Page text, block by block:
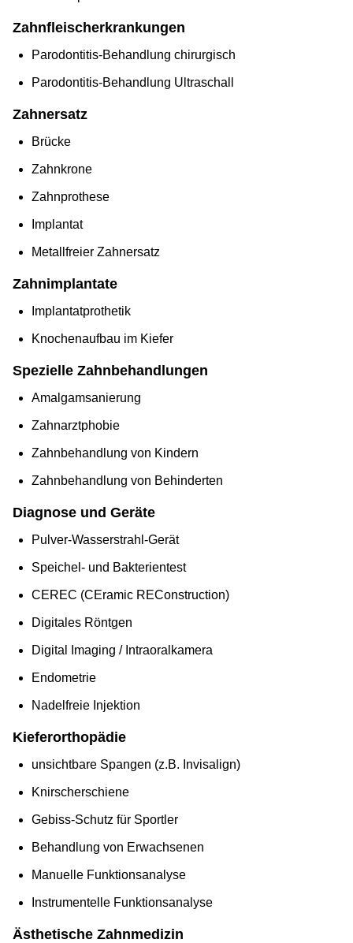
Zahnfleischerkrankungen
Parodontitis-Behandlung chirurgisch
Parodontitis-Behandlung Ultraschall
Zahnersatz
Brücke
Zahnkrone
Zahnprothese
Implantat
Metallfreier Zahnersatz
Zahnimplantate
Implantatprothetik
Knochenaufbau im Kiefer
Spezielle Zahnbehandlungen
Amalgamsanierung
Zahnarztphobie
Zahnbehandlung von Kindern
Zahnbehandlung von Behinderten
Diagnose und Geräte
Pulver-Wasserstrahl-Gerät
Speichel- und Bakterientest
CEREC (CEramic REConstruction)
Digitales Röntgen
Digital Imaging / Intraoralkamera
Endometrie
Nadelfreie Injektion
Kieferorthopädie
unsichtbare Spangen (z.B. Invisalign)
Knirscherschiene
Gebiss-Schutz für Sportler
Behandlung von Erwachsenen
Manuelle Funktionsanalyse
Instrumentelle Funktionsanalyse
Ästhetische Zahnmedizin